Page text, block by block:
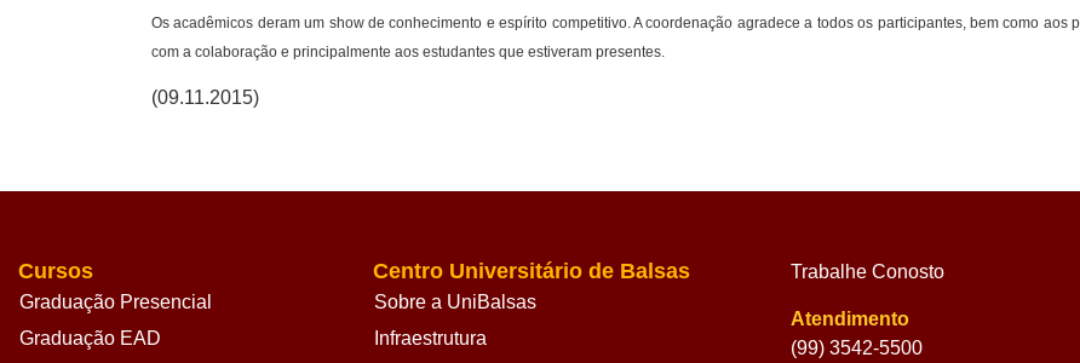
Os acadêmicos deram um show de conhecimento e espírito competitivo. A coordenação agradece a todos os participantes, bem como aos
com a colaboração e principalmente aos estudantes que estiveram presentes.
(09.11.2015)
Cursos
Graduação Presencial
Graduação EAD
Centro Universitário de Balsas
Sobre a UniBalsas
Infraestrutura
Trabalhe Conosto
Atendimento
(99) 3542-5500